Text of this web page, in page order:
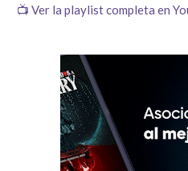
📺 Ver la playlist completa en